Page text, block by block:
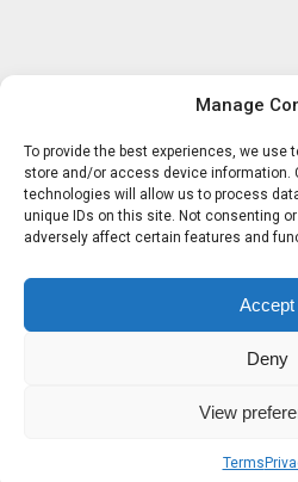
Manage
To provide the best experiences, we
store and/or access device information.
technologies will allow us to process
unique IDs on this site. Not consenting
adversely affect certain features and
Accept
Deny
View
Terms
Sobre nosotros